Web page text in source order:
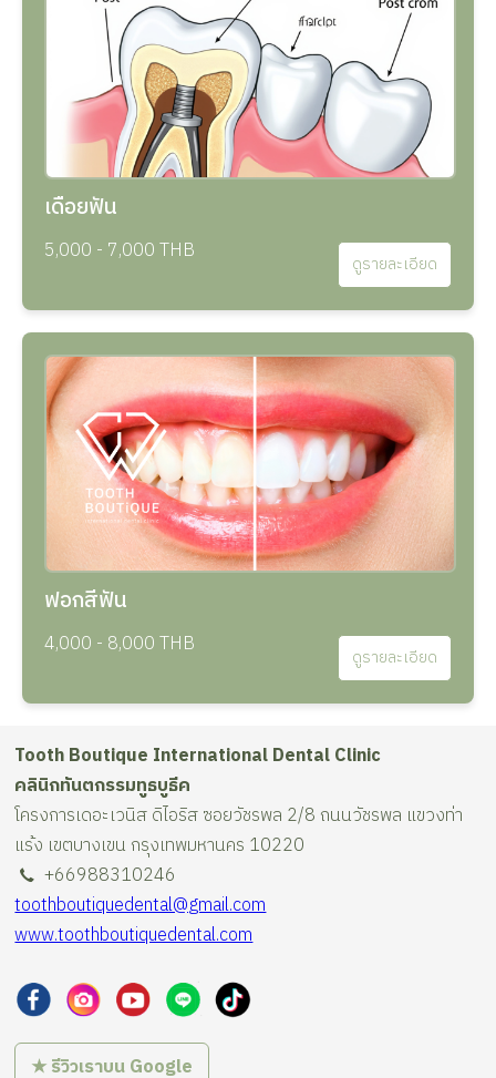
เดือยฟัน
5,000 - 7,000 THB ดูรายละเอียด
ฟอกสีฟัน
4,000 - 8,000 THB ดูรายละเอียด
Tooth Boutique International Dental Clinic
คลินิกทันตกรรมทูธบูธีค
โครงการเดอะเวนิส ดิไอริส ซอยวัชรพล 2/8 ถนนวัชรพล แขวงท่า
แร้ง เขตบางเขน กรุงเทพมหานคร 10220
+66988310246
toothboutiquedental@gmail.com
www.toothboutiquedental.com
★ รีวิวเราบน Google